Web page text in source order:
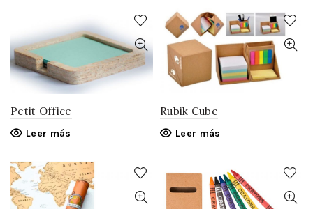
Petit Office
Leer más
Rubik Cube
Leer más